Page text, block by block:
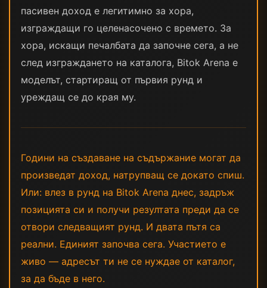
пасивен доход е легитимно за хора,
изграждащи го целенасочено с времето. За
хора, искащи печалбата да започне сега, а не
след изграждането на каталога, Bitok Arena е
моделът, стартиращ от първия рунд и
уреждащ се до края му.
Години на създаване на съдържание могат да
произведат доход, натрупващ се докато спиш.
Или: влез в рунд на Bitok Arena днес, задръж
позицията си и получи резултата преди да се
отвори следващият рунд. И двата пътя са
реални. Единият започва сега. Участието е
живо — адресът ти не се нуждае от каталог,
за да бъде в него.